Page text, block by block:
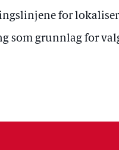
for
som grunnlag for